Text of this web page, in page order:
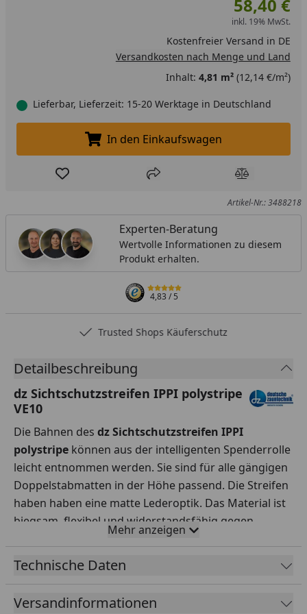
58,40 €
inkl. 19% MwSt.
Kostenfreier Versand in DE
Versandkosten nach Menge und Land
Inhalt: 4,81 m²(12,14 €/m²)
Lieferbar, Lieferzeit: 15-20 Werktage in Deutschland
In den Einkaufswagen legen
In den Einkaufswagen
Produkt zur Wunschliste hinzufügen
Teilen Produkt
Artikel-Nr.: 3488218
Experten-Beratung
Wertvolle Informationen zu diesem
Produkt erhalten.
4,83/ 5
Trusted Shops Käuferschutz
Detailbeschreibung
dz Sichtschutzstreifen IPPI polystripe
VE10
Die Bahnen des dz Sichtschutzstreifen IPPI
polystripe können aus der intelligenten Spenderrolle
leicht entnommen werden. Sie sind für alle gängigen
Doppelstabmatten in der Höhe passend. Die Streifen
haben haben eine matte Lederoptik. Das Material ist
biegsam, flexibel und widerstandsfähig gegen
Umwelteinflüsse. Durch die beidseitige Narbung
kommt es zu keinerlei Reflektionen durch
Lichteinflüsse. Die konfektionierten Bahnen werden
eingeflochten. Es werden keine Klemmschienen zur
Mehr anzeigen
Technische Daten
Versandinformationen